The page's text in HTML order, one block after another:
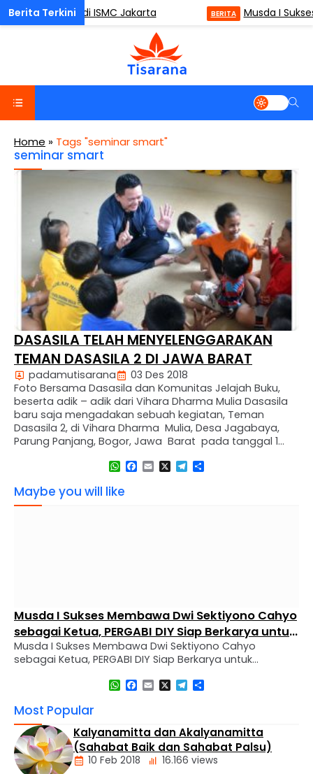
(ODM) di ISMC Jakarta BERITA Musda I Sukses
Home » Tags "seminar smart"
seminar smart
DASASILA TELAH MENYELENGGARAKAN
TEMAN DASASILA 2 DI JAWA BARAT
padamutisarana
03 Des 2018
Foto Bersama Dasasila dan Komunitas Jelajah Buku,
beserta adik – adik dari Vihara Dharma Mulia Dasasila
baru saja mengadakan sebuah kegiatan, Teman
Dasasila 2, di Vihara Dharma Mulia, Desa Jagabaya,
Parung Panjang, Bogor, Jawa Barat pada tanggal 1
sama dengan Komunitas Jelajah Buku dalam
WhatsApp
Facebook
Email
X Telegram
Maybe you will like
Musda I Sukses Membawa Dwi Sektiyono Cahyo
sebagai Ketua, PERGABI DIY Siap Berkarya untuk
Kemajuan Pendidikan Agama Buddha
Musda I Sukses Membawa Dwi Sektiyono Cahyo
sebagai Ketua, PERGABI DIY Siap Berkarya untuk
November 2024 – Perkumpulan Guru Agama Buddha
Musyawarah Daerah (MUSDA) I pemilihan dan
pembentukan pengurus sekaligus melaksanakan
pelantikan pengurus baru untuk periode 2024-2027.
Kegiatan ini diselenggarakan di Vihara Dharma Wijaya,
…
WhatsApp
Facebook
Email
X Telegram
Most Popular
Kalyanamitta dan Akalyanamitta
(Sahabat Baik dan Sahabat Palsu)
10 Feb 2018 16.166 views